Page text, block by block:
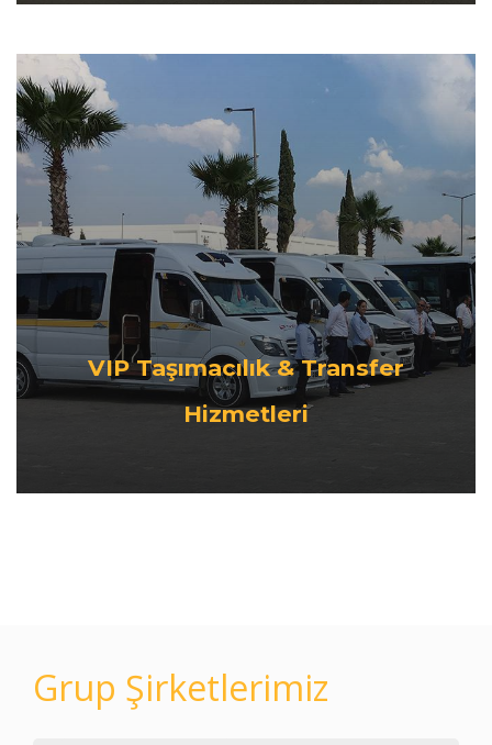
Öğrencilerimizin ulaşımını şirketimize özel bir taşıma
VIP Taşımacılık & Transfer
Hizmetleri
Müşterilerimizin yurt içi ve yurt dışından gelecek olan
Grup Şirketlerimiz